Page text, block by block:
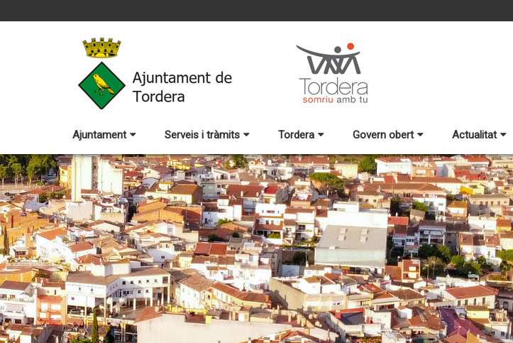
Ajuntament Serveis i tràmits Tordera Govern obert Actualitat